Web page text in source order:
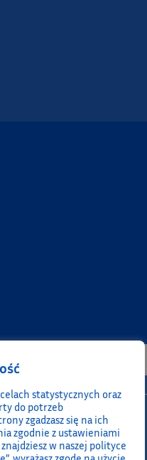
statystycznych oraz
do potrzeb
zgadzasz się na ich
zgodnie z ustawieniami
w naszej polityce